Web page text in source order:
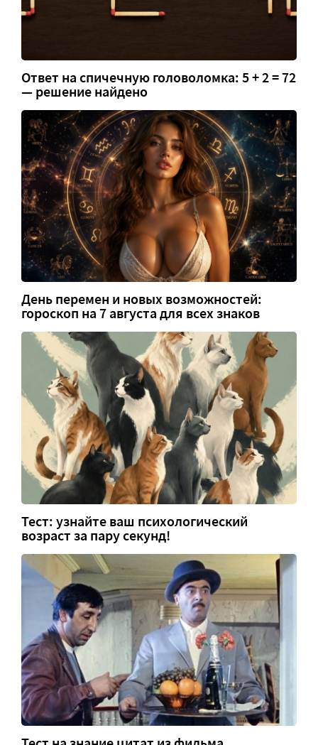
Ответ на спичечную головоломка: 5 + 2 = 72
— решение найдено
День перемен и новых возможностей:
гороскоп на 7 августа для всех знаков
Тест: узнайте ваш психологический
возраст за пару секунд!